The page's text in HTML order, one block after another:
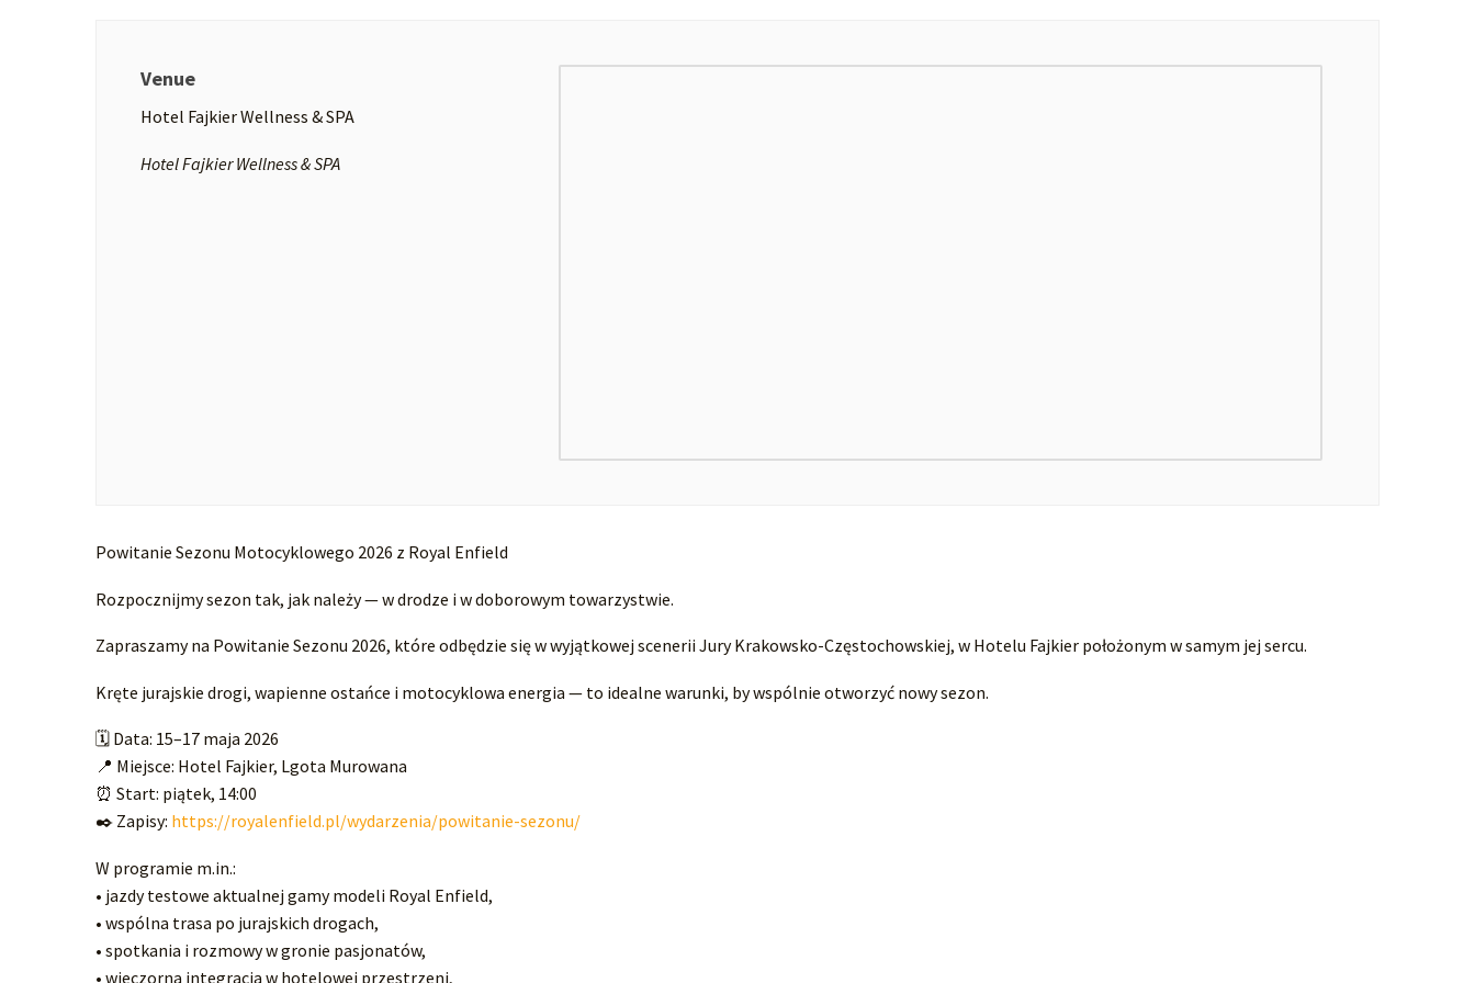
Venue
Hotel Fajkier Wellness & SPA
Hotel Fajkier Wellness & SPA
Powitanie Sezonu Motocyklowego 2026 z Royal Enfield
Rozpocznijmy sezon tak, jak należy — w drodze i w doborowym towarzystwie.
Zapraszamy na Powitanie Sezonu 2026, które odbędzie się w wyjątkowej scenerii Jury Krakowsko-Częstochowskiej, w Hotelu Fajkier położonym w samym jej sercu.
Kręte jurajskie drogi, wapienne ostańce i motocyklowa energia — to idealne warunki, by wspólnie otworzyć nowy sezon.
🗓️ Data: 15–17 maja 2026
📍 Miejsce: Hotel Fajkier, Lgota Murowana
⏰ Start: piątek, 14:00
✒️ Zapisy: https://royalenfield.pl/wydarzenia/powitanie-sezonu/
W programie m.in.:
• jazdy testowe aktualnej gamy modeli Royal Enfield,
• wspólna trasa po jurajskich drogach,
• spotkania i rozmowy w gronie pasjonatów,
• wieczorna integracja w hotelowej przestrzeni,